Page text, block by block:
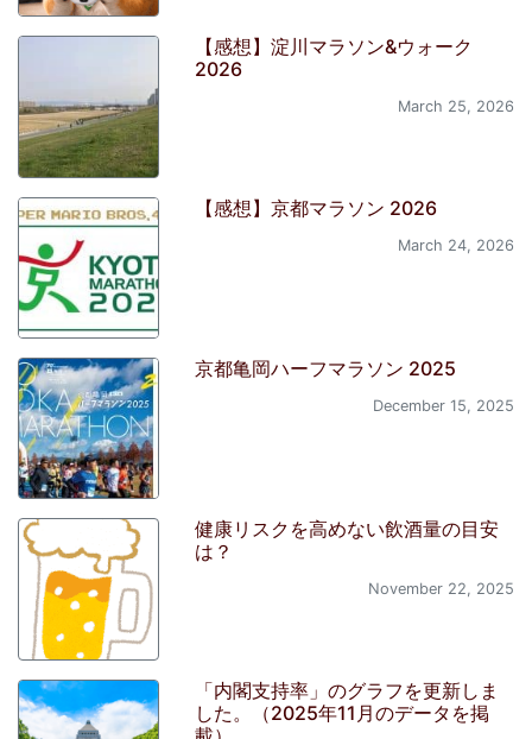
【感想】淀川マラソン&ウォーク
2026
March 25, 2026
【感想】京都マラソン 2026
March 24, 2026
京都亀岡ハーフマラソン 2025
December 15, 2025
健康リスクを高めない飲酒量の目安
は？
November 22, 2025
「内閣支持率」のグラフを更新しま
した。（2025年11月のデータを掲